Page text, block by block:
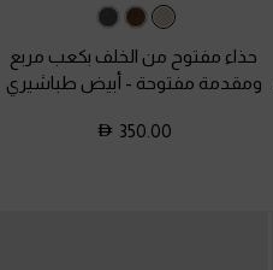
حذاء مفتوح من الخلف بكعب مربع
ومقدمة مفتوحة - أبيض طباشيري
350.00